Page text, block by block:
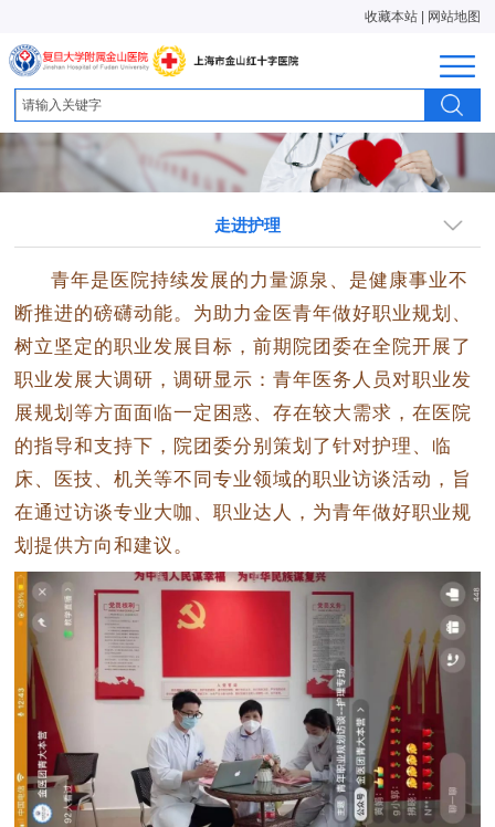
收藏本站 网站地图
走进护理
青年是医院持续发展的力量源泉、是健康事业不
断推进的磅礴动能。为助力金医青年做好职业规划、
树立坚定的职业发展目标，前期院团委在全院开展了
职业发展大调研，调研显示：青年医务人员对职业发
展规划等方面面临一定困惑、存在较大需求，在医院
的指导和支持下，院团委分别策划了针对护理、临
床、医技、机关等不同专业领域的职业访谈活动，旨
在通过访谈专业大咖、职业达人，为青年做好职业规
划提供方向和建议。